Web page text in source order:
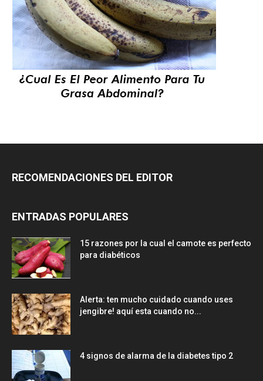
RECOMENDACIONES DEL EDITOR
ENTRADAS POPULARES
15 razones por la cual el camote es perfecto
para diabéticos
Alerta: ten mucho cuidado cuando uses
jengibre! aquí esta cuando no...
4 signos de alarma de la diabetes tipo 2